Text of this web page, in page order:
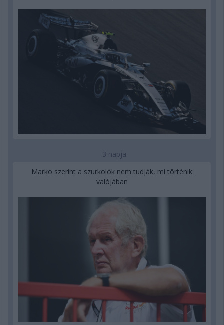
3 napja
Marko szerint a szurkolók nem tudják, mi történik
valójában